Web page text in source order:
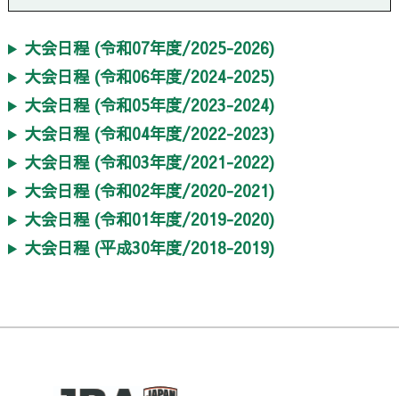
大会日程 (令和07年度/2025-2026)
大会日程 (令和06年度/2024-2025)
大会日程 (令和05年度/2023-2024)
大会日程 (令和04年度/2022-2023)
大会日程 (令和03年度/2021-2022)
大会日程 (令和02年度/2020-2021)
大会日程 (令和01年度/2019-2020)
大会日程 (平成30年度/2018-2019)